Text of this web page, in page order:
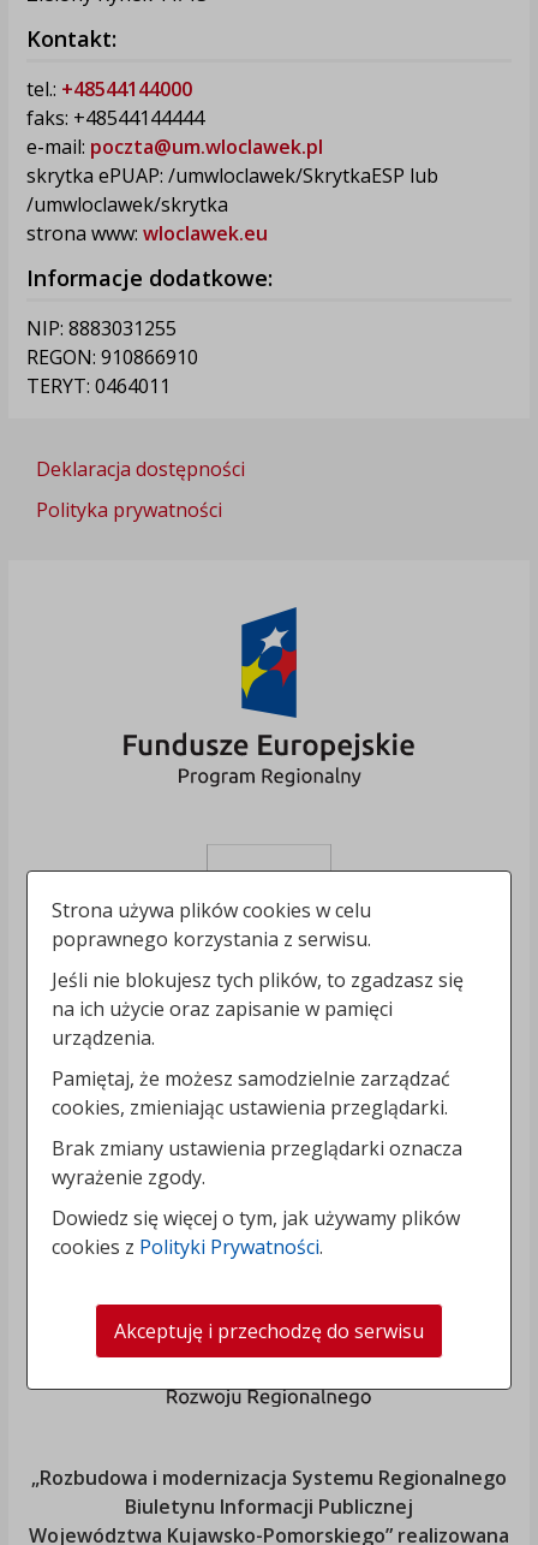
Kontakt:
tel.: +48544144000
faks: +48544144444
e-mail: poczta@um.wloclawek.pl
skrytka ePUAP: /umwloclawek/SkrytkaESP lub
/umwloclawek/skrytka
strona www: wloclawek.eu
Informacje dodatkowe:
NIP: 8883031255
REGON: 910866910
TERYT: 0464011
Deklaracja dostępności
Polityka prywatności
„Rozbudowa i modernizacja Systemu Regionalnego
Biuletynu Informacji Publicznej
Województwa Kujawsko-Pomorskiego” realizowana
Strona używa plików cookies w celu
poprawnego korzystania z serwisu.
Jeśli nie blokujesz tych plików, to zgadzasz się
na ich użycie oraz zapisanie w pamięci
urządzenia.
Pamiętaj, że możesz samodzielnie zarządzać
cookies, zmieniając ustawienia przeglądarki.
Brak zmiany ustawienia przeglądarki oznacza
wyrażenie zgody.
Dowiedz się więcej o tym, jak używamy plików
cookies z Polityki Prywatności.
Akceptuję i przechodzę do serwisu